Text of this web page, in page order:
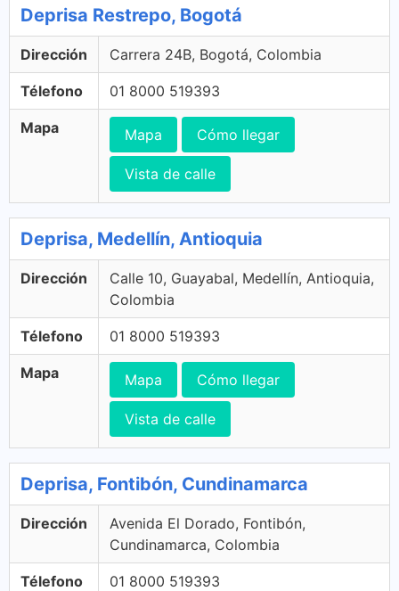
Deprisa Restrepo, Bogotá
Dirección Carrera 24B, Bogotá, Colombia
Télefono 01 8000 519393
Mapa Mapa Cómo llegar
Vista de calle
Deprisa, Medellín, Antioquia
Dirección
Calle 10, Guayabal, Medellín, Antioquia,
Colombia
Télefono 01 8000 519393
Mapa Mapa Cómo llegar
Vista de calle
Deprisa, Fontibón, Cundinamarca
Dirección
Avenida El Dorado, Fontibón,
Cundinamarca, Colombia
Télefono 01 8000 519393